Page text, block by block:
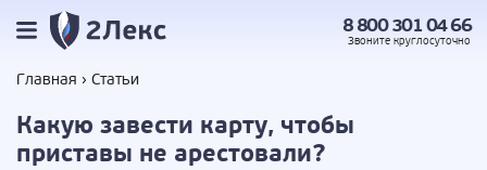
8 800 301 04 66
Звоните круглосуточно
Главная Статьи
Какую завести карту, чтобы
приставы не арестовали?